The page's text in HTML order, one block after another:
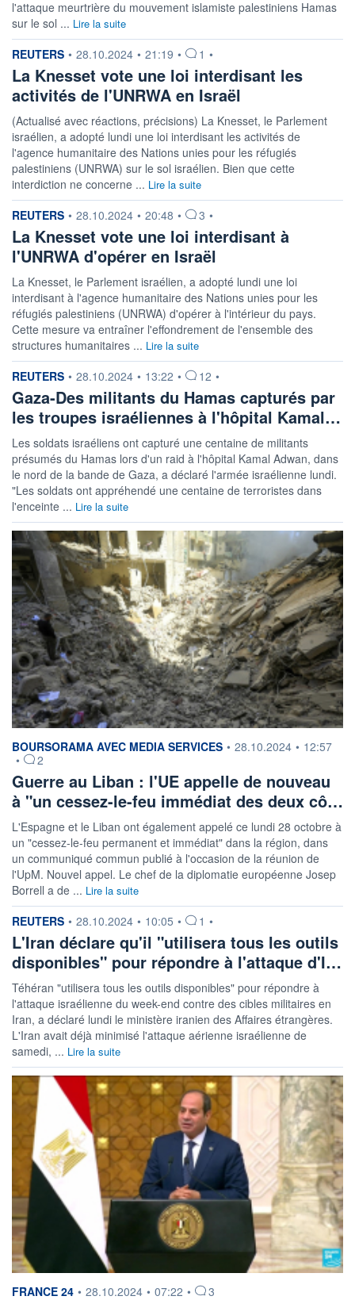
l'attaque meurtrière du mouvement islamiste palestiniens Hamas
sur le sol ... Lire la suite
information fournie par
REUTERS • 28.10.2024 • 21:19 • 1 •
La Knesset vote une loi interdisant les
activités de l'UNRWA en Israël
(Actualisé avec réactions, précisions) La Knesset, le Parlement
israélien, a adopté lundi une loi interdisant les activités de
l'agence humanitaire des Nations unies pour les réfugiés
palestiniens (UNRWA) sur le sol israélien. Bien que cette
interdiction ne concerne ... Lire la suite
information fournie par
REUTERS • 28.10.2024 • 20:48 • 3 •
La Knesset vote une loi interdisant à
l'UNRWA d'opérer en Israël
La Knesset, le Parlement israélien, a adopté lundi une loi
interdisant à l'agence humanitaire des Nations unies pour les
réfugiés palestiniens (UNRWA) d'opérer à l'intérieur du pays.
Cette mesure va entraîner l'effondrement de l'ensemble des
structures humanitaires ... Lire la suite
information fournie par
REUTERS • 28.10.2024 • 13:22 • 12 •
Gaza-Des militants du Hamas capturés par
les troupes israéliennes à l'hôpital Kamal…
Les soldats israéliens ont capturé une centaine de militants
présumés du Hamas lors d'un raid à l'hôpital Kamal Adwan, dans
le nord de la bande de Gaza, a déclaré l'armée israélienne lundi.
"Les soldats ont appréhendé une centaine de terroristes dans
l'enceinte ... Lire la suite
information fournie par
BOURSORAMA AVEC MEDIA SERVICES • 28.10.2024 • 12:57
•
2
Guerre au Liban : l'UE appelle de nouveau
à "un cessez-le-feu immédiat des deux cô…
L'Espagne et le Liban ont également appelé ce lundi 28 octobre à
un "cessez-le-feu permanent et immédiat" dans la région, dans
un communiqué commun publié à l'occasion de la réunion de
l'UpM. Nouvel appel. Le chef de la diplomatie européenne Josep
Borrell a de ... Lire la suite
information fournie par
REUTERS • 28.10.2024 • 10:05 • 1 •
L'Iran déclare qu'il "utilisera tous les outils
disponibles" pour répondre à l'attaque d'I…
Téhéran "utilisera tous les outils disponibles" pour répondre à
l'attaque israélienne du week-end contre des cibles militaires en
Iran, a déclaré lundi le ministère iranien des Affaires étrangères.
L'Iran avait déjà minimisé l'attaque aérienne israélienne de
samedi, ... Lire la suite
information fournie par
FRANCE 24 • 28.10.2024 • 07:22 • 3